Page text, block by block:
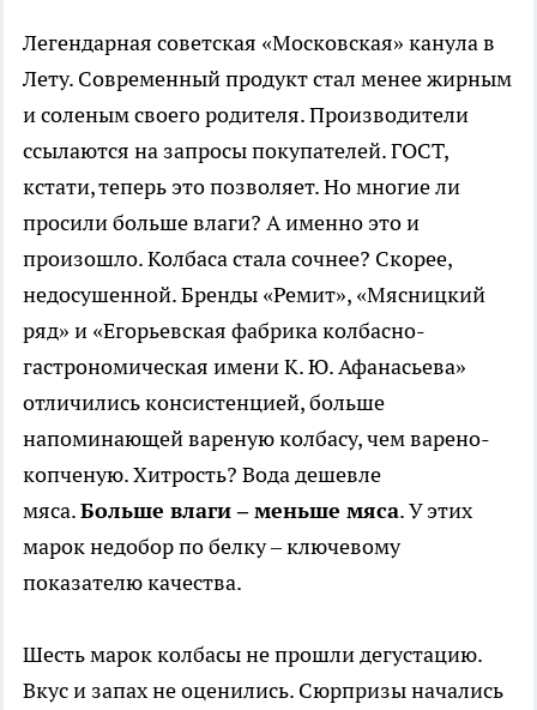
Легендарная советская «Московская» канула в
Лету. Современный продукт стал менее жирным
и соленым своего родителя. Производители
ссылаются на запросы покупателей. ГОСТ,
кстати, теперь это позволяет. Но многие ли
просили больше влаги? А именно это и
произошло. Колбаса стала сочнее? Скорее,
недосушенной. Бренды «Ремит», «Мясницкий
ряд» и «Егорьевская фабрика колбасно-
гастрономическая имени К. Ю. Афанасьева»
отличились консистенцией, больше
напоминающей вареную колбасу, чем варено-
копченую. Хитрость? Вода дешевле
мяса.Больше влаги – меньше мяса. У этих
марок недобор по белку – ключевому
показателю качества.
Шесть марок колбасы не прошли дегустацию.
Вкус и запах не оценились. Сюрпризы начались